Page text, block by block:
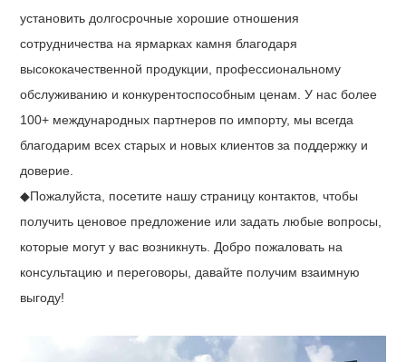
установить долгосрочные хорошие отношения
сотрудничества на ярмарках камня благодаря
высококачественной продукции, профессиональному
обслуживанию и конкурентоспособным ценам. У нас более
100+ международных партнеров по импорту, мы всегда
благодарим всех старых и новых клиентов за поддержку и
доверие.
◆Пожалуйста, посетите нашу страницу контактов, чтобы
получить ценовое предложение или задать любые вопросы,
которые могут у вас возникнуть. Добро пожаловать на
консультацию и переговоры, давайте получим взаимную
выгоду!